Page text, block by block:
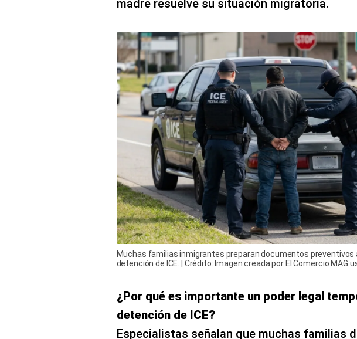
madre resuelve su situación migratoria.
Muchas familias inmigrantes preparan documentos preventivos
detención de ICE. | Crédito: Imagen creada por El Comercio MAG
¿Por qué es importante un poder legal
detención de ICE?
Especialistas señalan que muchas familias